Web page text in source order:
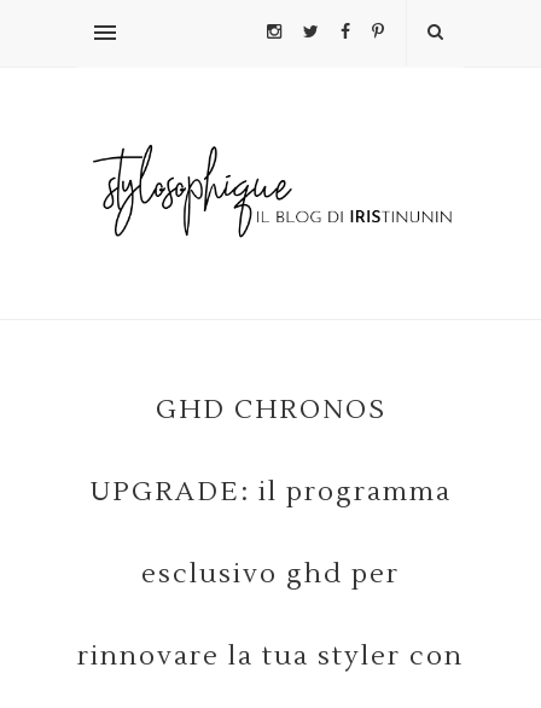
GHD CHRONOS
UPGRADE: il programma
esclusivo ghd per
rinnovare la tua styler con